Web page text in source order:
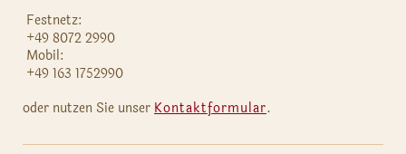
Festnetz:
+49 8072 2990
Mobil:
+49 163 1752990
oder nutzen Sie unserKontaktformular.